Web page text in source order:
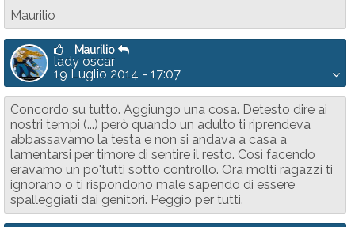
Maurilio
Maurilio
lady oscar
19 Luglio 2014 - 17:07
Concordo su tutto. Aggiungo una cosa. Detesto dire ai
nostri tempi (...) però quando un adulto ti riprendeva
abbassavamo la testa e non si andava a casa a
lamentarsi per timore di sentire il resto. Così facendo
eravamo un po'tutti sotto controllo. Ora molti ragazzi ti
ignorano o ti rispondono male sapendo di essere
spalleggiati dai genitori. Peggio per tutti.